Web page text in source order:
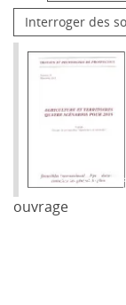
Interroger des
ouvrage